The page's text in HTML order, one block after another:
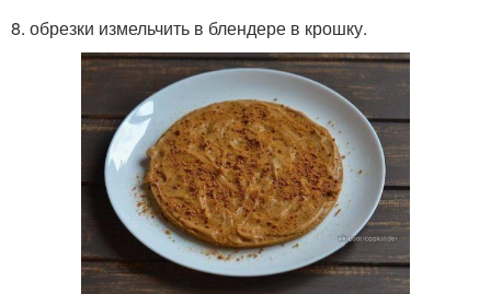
8. обрезки измельчить в блендере в крошку.